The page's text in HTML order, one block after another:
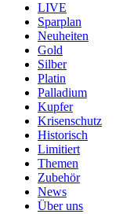
LIVE
Sparplan
Neuheiten
Gold
Silber
Platin
Palladium
Kupfer
Krisenschutz
Historisch
Limitiert
Themen
Zubehör
News
Über uns